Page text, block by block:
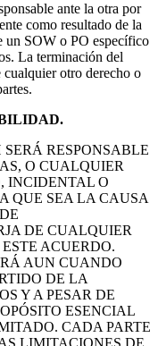
ante la otra por
como resultado de la
un SOW o PO específico
La terminación del
otro derecho o
RESPONSABLE
O CUALQUIER
INCIDENTAL O
QUE SEA LA CAUSA
DE CUALQUIER
ACUERDO.
AUN CUANDO
DE LA
Y A PESAR DE
ESENCIAL
CADA PARTE